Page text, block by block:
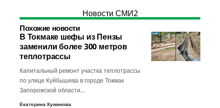
Новости СМИ2
Похожие новости
В Токмаке шефы из Пензы
заменили более 300 метров
теплотрассы
Капитальный ремонт участка теплотрассы
по улице Куйбышева в городе Токмак
Запорожской области…
Екатерина Куминова